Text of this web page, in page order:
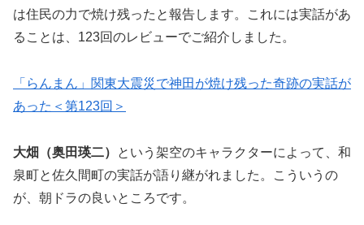
は住民の力で焼け残ったと報告します。これには実話があ
ることは、123回のレビューでご紹介しました。
「らんまん」関東大震災で神田が焼け残った奇跡の実話が
あった＜第123回＞
大畑（奥田瑛二）
という架空のキャラクターによって、和
泉町と佐久間町の実話が語り継がれました。こういうの
が、朝ドラの良いところです。